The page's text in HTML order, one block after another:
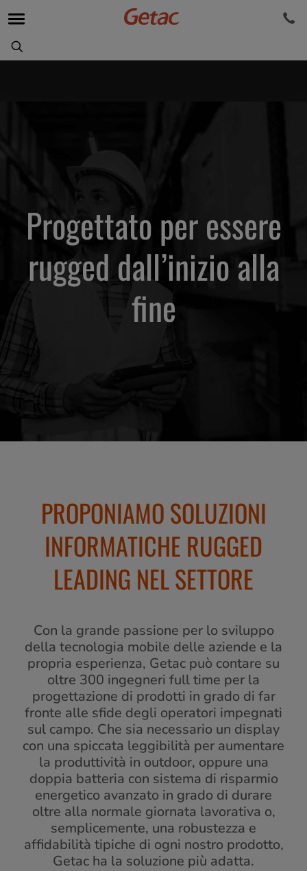
Progettato per essere
rugged dall’inizio alla
fine
PROPONIAMO SOLUZIONI
INFORMATICHE RUGGED
LEADING NEL SETTORE
Con la grande passione per lo sviluppo
della tecnologia mobile delle aziende e la
propria esperienza, Getac può contare su
oltre 300 ingegneri full time per la
progettazione di prodotti in grado di far
fronte alle sfide degli operatori impegnati
sul campo. Che sia necessario un display
con una spiccata leggibilità per aumentare
la produttività in outdoor, oppure una
doppia batteria con sistema di risparmio
energetico avanzato in grado di durare
oltre alla normale giornata lavorativa o,
semplicemente, una robustezza e
affidabilità tipiche di ogni nostro prodotto,
Getac ha la soluzione più adatta.